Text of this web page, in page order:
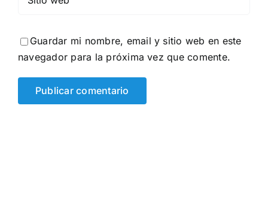
Guardar mi nombre, email y sitio web en este
navegador para la próxima vez que comente.